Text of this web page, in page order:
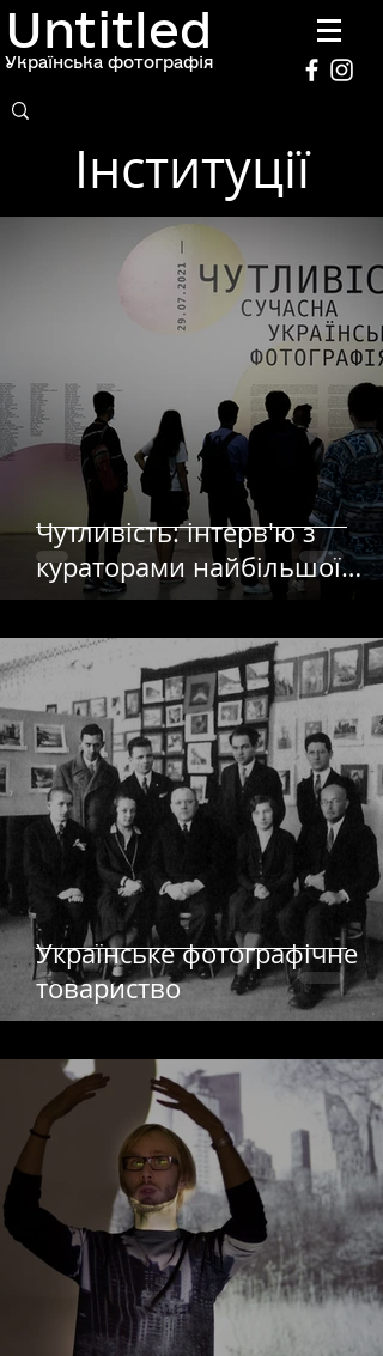
Untitled
Українська фотографія
Інституції
Чутливість: інтерв'ю з
кураторами найбільшої
виставки української
фотографії
Українське фотографічне
товариство